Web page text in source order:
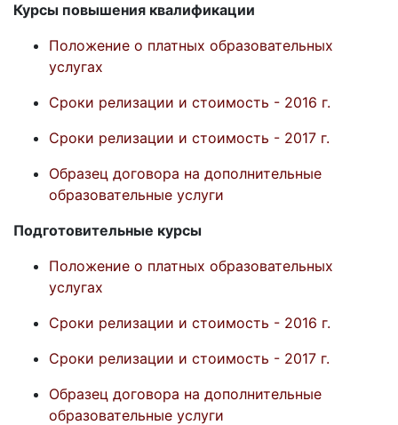
Курсы повышения квалификации
Положение о платных образовательных
услугах
Сроки релизации и стоимость - 2016 г.
Сроки релизации и стоимость - 2017 г.
Образец договора на дополнительные
образовательные услуги
Подготовительные курсы
Положение о платных образовательных
услугах
Сроки релизации и стоимость - 2016 г.
Сроки релизации и стоимость - 2017 г.
Образец договора на дополнительные
образовательные услуги